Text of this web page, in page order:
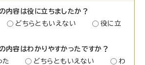
内容は役に立ちましたか？
どちらともいえない
役に立
内容はわかりやすかったですか？
た
どちらともいえない
わ